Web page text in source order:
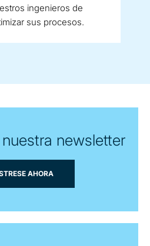
ingenieros de
sus procesos.
newsletter
AHORA